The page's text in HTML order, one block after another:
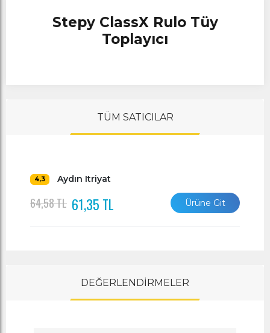
Stepy ClassX Rulo Tüy
Toplayıcı
TÜM SATICILAR
4,3 Aydın Itriyat
64,58 TL 61,35 TL Ürüne Git
DEĞERLENDİRMELER